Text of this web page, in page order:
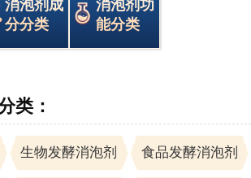
消泡剂成
分分类
消泡剂功
能分类
类：
生物发酵消泡剂 食品发酵消泡剂